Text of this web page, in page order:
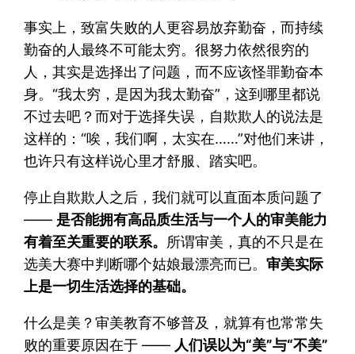
事实上，致富失败的人更容易放弃勤奋，而持续
勤奋的人最终不可能太穷。很努力依然很穷的
人，其实是选择出了问题，而不应该怪罪勤奋本
身。“我太穷，是因为我太勤奋”，这到哪里都说
不过去吧？而对于选择失误，自欺欺人的说法是
这样的：“唉，我们啊，太实在……”对他们来讲，
也许只有这样说心里才舒服、踏实吧。
停止自欺欺人之后，我们就可以直面本质问题了
—— 是否能拥有高品质生活与一个人的审美能力
有着至关重要的联系。 所谓审美，真的不只是在
选美大赛中判断哪个姑娘最漂亮而已。审美实际
上是一切生活选择的基础。
什么是美？审美教育不够普及，就算有也常常失
败的重要原因在于 —— 人们误以为“美”与“不美”